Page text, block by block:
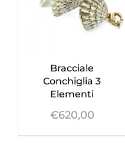
Bracciale
Conchiglia 3
Elementi
€620,00